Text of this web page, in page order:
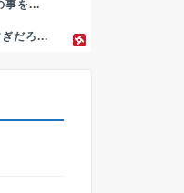
事を...
だろ...